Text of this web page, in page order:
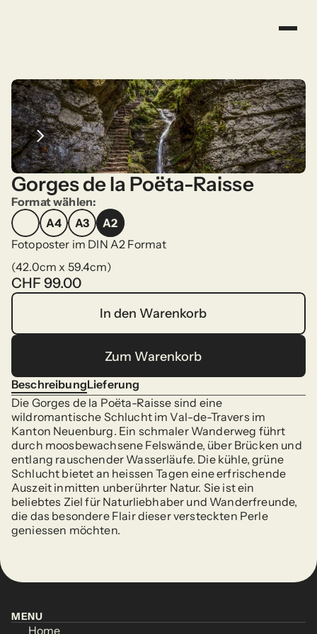
Gorges de la Poëta-Raisse
Format wählen:
A4
A4
A3
A3
A2
A2
Fotoposter im DIN A2 Format
(42.0cm x 59.4cm)
CHF 99.00
In den Warenkorb
In den Warenkorb
Zum Warenkorb
Zum Warenkorb
Beschreibung
Beschreibung
Lieferung
Lieferung
Die Gorges de la Poëta-Raisse sind eine
wildromantische Schlucht im Val-de-Travers im
Kanton Neuenburg. Ein schmaler Wanderweg führt
durch moosbewachsene Felswände, über Brücken und
entlang rauschender Wasserläufe. Die kühle, grüne
Schlucht bietet an heissen Tagen eine erfrischende
Auszeit inmitten unberührter Natur. Sie ist ein
beliebtes Ziel für Naturliebhaber und Wanderfreunde,
die das besondere Flair dieser versteckten Perle
geniessen möchten.
MENU
Home